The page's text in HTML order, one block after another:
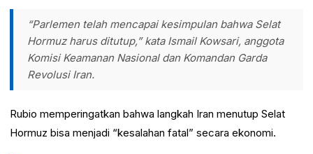
“Parlemen telah mencapai kesimpulan bahwa Selat
Hormuz harus ditutup,” kata Ismail Kowsari, anggota
Komisi Keamanan Nasional dan Komandan Garda
Revolusi Iran.
Rubio memperingatkan bahwa langkah Iran menutup Selat
Hormuz bisa menjadi “kesalahan fatal” secara ekonomi.